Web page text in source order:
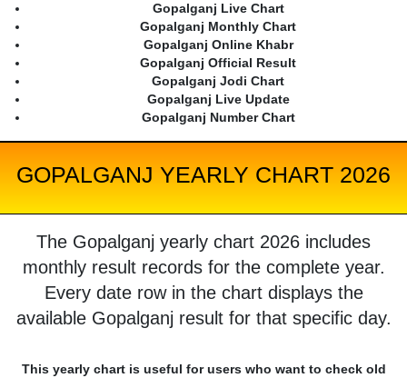
Gopalganj Live Chart
Gopalganj Monthly Chart
Gopalganj Online Khabr
Gopalganj Official Result
Gopalganj Jodi Chart
Gopalganj Live Update
Gopalganj Number Chart
GOPALGANJ YEARLY CHART 2026
The Gopalganj yearly chart 2026 includes
monthly result records for the complete year.
Every date row in the chart displays the
available Gopalganj result for that specific day.
This yearly chart is useful for users who want to check old